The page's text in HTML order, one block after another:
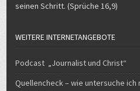
seinen Schritt. (Sprüche 16,9)
WEITERE INTERNETANGEBOTE
Podcast „Journalist und Christ“
Quellencheck – wie untersuche ich